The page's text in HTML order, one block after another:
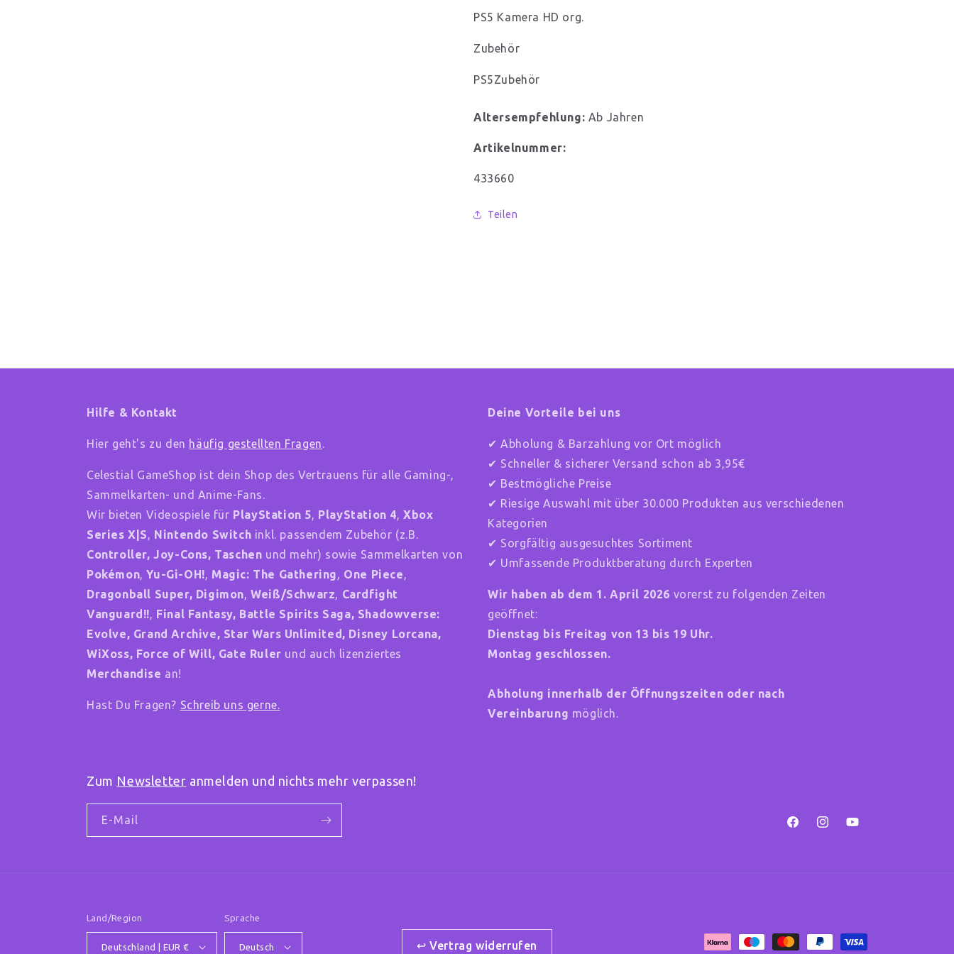
PS5 Kamera HD org.
Zubehör
PS5Zubehör
Altersempfehlung: Ab Jahren
Artikelnummer:
SKU:
433660
Teilen
Hilfe & Kontakt
Hier geht's zu den häufig gestellten Fragen.
Celestial GameShop ist dein Shop des Vertrauens für alle Gaming-,
Sammelkarten- und Anime-Fans.
Wir bieten Videospiele für PlayStation 5, PlayStation 4,Xbox
Series X|S, Nintendo Switch inkl. passendem Zubehör (z.B.
Controller, Joy-Cons, Taschen und mehr) sowie Sammelkarten von
Pokémon,Yu-Gi-OH!, Magic: The Gathering, One Piece,
Dragonball Super, Digimon,Weiß/Schwarz, Cardfight
Vanguard!!, Final Fantasy, Battle Spirits Saga, Shadowverse:
Evolve, Grand Archive, Star Wars Unlimited, Disney Lorcana,
WiXoss, Force of Will, Gate Ruler und auch lizenziertes
Merchandise an!
Hast Du Fragen? Schreib uns gerne.
Deine Vorteile bei uns
✔ Abholung & Barzahlung vor Ort möglich
✔ Schneller & sicherer Versand schon ab 3,95€
✔ Bestmögliche Preise
✔ Riesige Auswahl mit über 30.000 Produkten aus verschiedenen
Kategorien
✔ Sorgfältig ausgesuchtes Sortiment
✔ Umfassende Produktberatung durch Experten
Wir haben ab dem 1. April 2026 vorerst zu folgenden Zeiten
geöffnet:
Dienstag bis Freitag von 13 bis 19 Uhr.
Montag geschlossen.
Abholung innerhalb der Öffnungszeiten oder nach
Vereinbarung möglich.
Zum Newsletter anmelden und nichts mehr verpassen!
E-Mail
FacebookInstagramYouTube
Land/Region
Deutschland | EUR €
Sprache
Deutsch ↩ Vertrag widerrufen Zahlungsmethoden